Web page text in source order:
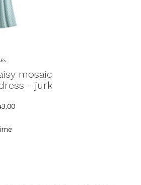
mosaic
- jurk